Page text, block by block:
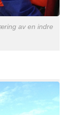
av en indre